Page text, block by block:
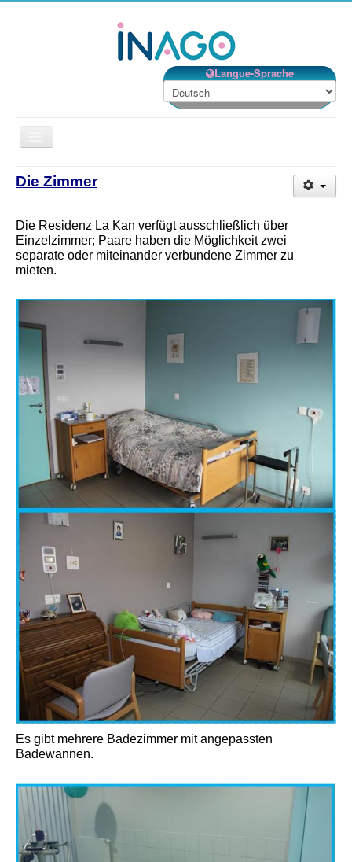
Langue-Sprache
Navigation
an/aus
Beschreibung
Lebensprojekt
Betreuung
Willkommen
Willkommen in der Residenz La Kan
Die Zimmer
Die Residenz La Kan verfügt ausschließlich über
Einzelzimmer; Paare haben die Möglichkeit zwei
separate oder miteinander verbundene Zimmer zu
mieten.
Es gibt mehrere Badezimmer mit angepassten
Badewannen.